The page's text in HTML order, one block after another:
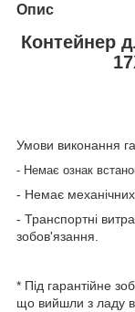
Опис
Контейнер
Умови виконання
- Немає ознак
- Немає
- Транспортні
зобов'язання.
* Під гарантійне
що вийшли з ладу